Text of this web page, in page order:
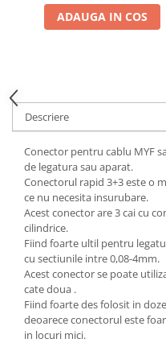
Ţeavă PVC
Feronerie
Butuc yala,Broaste
Tablou si sigurante electrice
Scule / utile / sonerii/ rulete
Adezivi si benzi adezive
Chei , clesti , patenti
Cose / Coliere plastic
Pistoale de lipit si
Scule si unelte de
taiat,accesorii pentru
insurubat
ADAUGA IN COS
Descriere
Conector pentru cablu MYF
de legatura sau aparat.
Conectorul rapid 3+3 este o
ce nu necesita insurubare.
Acest conector are 3 cai cu
cilindrice.
Fiind foarte ultil pentru
cu sectiunile intre 0,08-4mm.
Acest conector se poate
cate doua .
Fiind foarte des folosit in
deoarece conectorul este
in locuri mici.